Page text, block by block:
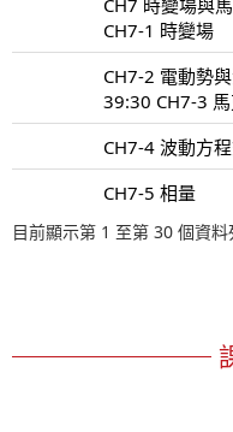
CH7-1 時變場
CH7-2 電動勢
39:30 CH7-3
CH7-4 波動方
CH7-5 相量
目前顯示第 1 至第 30 個資